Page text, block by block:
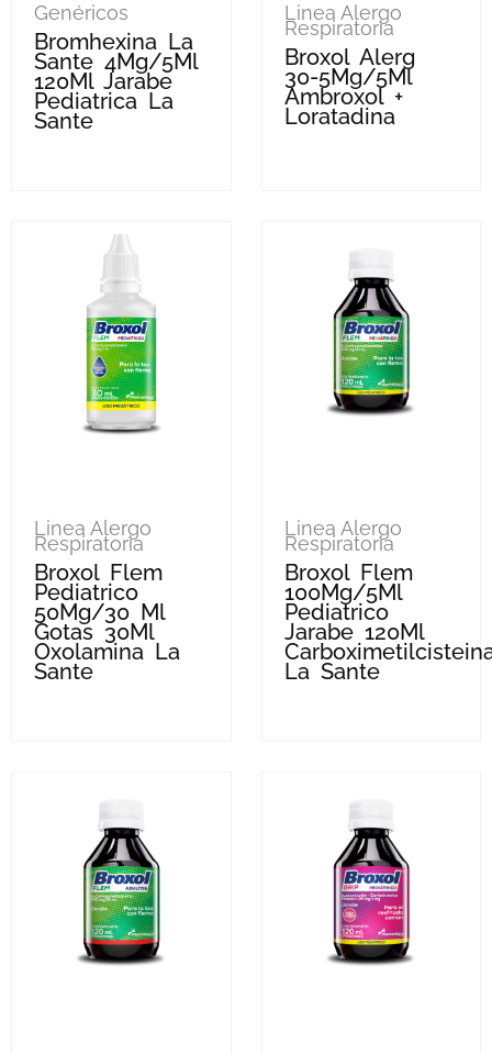
Genéricos
Bromhexina La
Sante 4Mg/5Ml
120Ml Jarabe
Pediatrica La
Sante
Linea Alergo
Respiratoria
Broxol Alerg
30-5Mg/5Ml
Ambroxol +
Loratadina
Linea Alergo
Respiratoria
Broxol Flem
Pediatrico
50Mg/30 Ml
Gotas 30Ml
Oxolamina La
Sante
Linea Alergo
Respiratoria
Broxol Flem
100Mg/5Ml
Pediatrico
Jarabe 120Ml
La Sante